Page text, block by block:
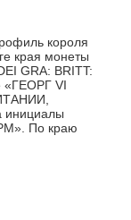
короля
края монеты
GRA: BRITT:
«ГЕОРГ VI
По краю